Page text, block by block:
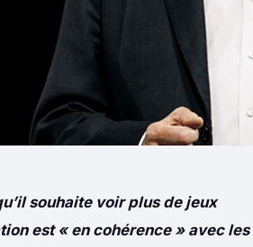
souhaite voir plus de jeux
est « en cohérence » avec les